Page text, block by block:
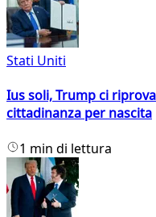
Stati Uniti
Ius soli, Trump ci
cittadinanza per nascita
1 min di lettura